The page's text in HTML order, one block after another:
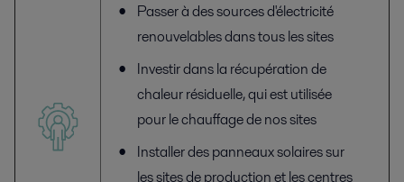
Passer à des sources d'électricité
renouvelables dans tous les sites
Investir dans la récupération de
chaleur résiduelle, qui est utilisée
pour le chauffage de nos sites
Installer des panneaux solaires sur
les sites de production et les centres